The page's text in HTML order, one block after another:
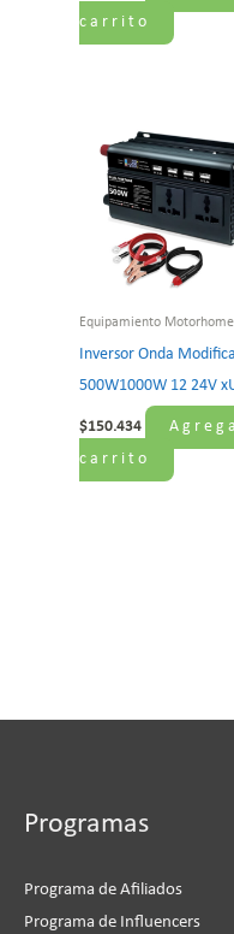
carrito
Equipamiento
Inversor Onda
500W1000W 12 24V
$150.434
carrito
Programas
Programa de Afiliados
Programa de Influencers